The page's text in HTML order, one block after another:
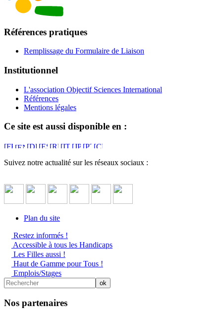
Références pratiques
Remplissage du Formulaire de Liaison
Institutionnel
L'association Objectif Sciences International
Références
Mentions légales
Ce site est aussi disponible en :
Suivez notre actualité sur les réseaux sociaux :
Plan du site
Restez informés !
Accessible à tous les Handicaps
Les Filles aussi !
Haut de Gamme pour Tous !
Emplois/Stages
Nos partenaires